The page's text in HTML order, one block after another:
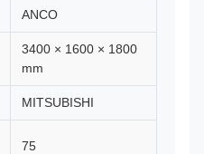
ANCO
3400 × 1600 × 1800
mm
MITSUBISHI
75